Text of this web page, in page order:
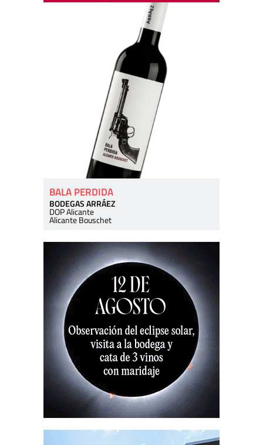
BALA PERDIDA
BODEGAS ARRÁEZ
DOP Alicante
Alicante Bouschet